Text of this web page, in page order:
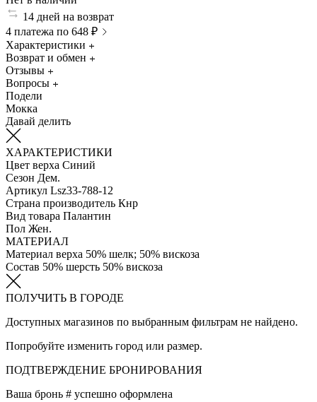
14 дней на возврат
4 платежа по 648 ₽
Характеристики
Возврат и обмен
Отзывы
Вопросы
Подели
Мокка
Давай делить
ХАРАКТЕРИСТИКИ
Цвет верха Синий
Сезон Дем.
Артикул Lsz33-788-12
Страна производитель Кнр
Вид товара Палантин
Пол Жен.
МАТЕРИАЛ
Материал верха 50% шелк; 50% вискоза
Состав 50% шерсть 50% вискоза
ПОЛУЧИТЬ В ГОРОДЕ
Доступных магазинов по выбранным фильтрам не найдено.
Попробуйте изменить город или размер.
ПОДТВЕРЖДЕНИЕ БРОНИРОВАНИЯ
Ваша бронь # успешно оформлена